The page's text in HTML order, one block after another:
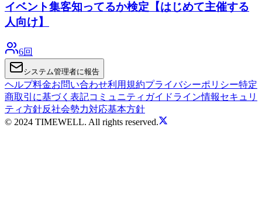
イベント集客知ってるか検定【はじめて主催する
人向け】
6回
システム管理者に報告
ヘルプ料金お問い合わせ利用規約プライバシーポリシー特定
商取引に基づく表記コミュニティガイドライン情報セキュリ
ティ方針反社会勢力対応基本方針
© 2024 TIMEWELL. All rights reserved.